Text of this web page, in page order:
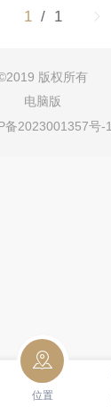
1 / 1
2019 版权所有
电脑版
备2023001357号-1
位置